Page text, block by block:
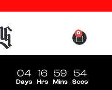
0
04
Days
16
Hrs
59
Mins
54
Secs